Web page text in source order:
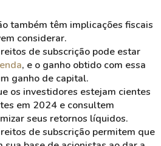
também têm implicações fiscais
considerar.
de subscrição pode estar
, e o ganho obtido com essa
ganho de capital.
os investidores estejam cientes
em 2024 e consultem
seus retornos líquidos.
de subscrição permitem que